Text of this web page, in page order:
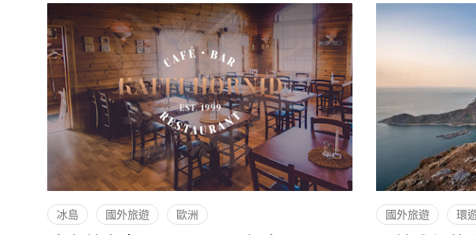
冰島 國外旅遊 歐洲 國外旅遊 環